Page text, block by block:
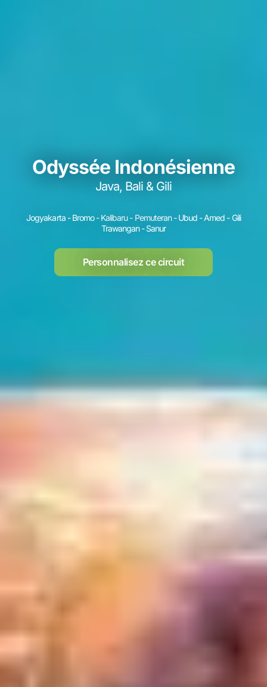
Odyssée Indonésienne
Java, Bali & Gili
Jogyakarta - Bromo - Kalibaru - Pemuteran - Ubud - Amed - Gili
Trawangan - Sanur
Personnalisez ce circuit